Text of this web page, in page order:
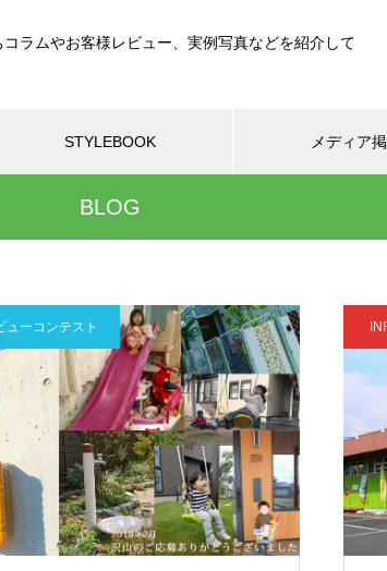
ラムやお客様レビュー、実例写真などを紹介して
STYLEBOOK メディア
BLOG
ューコンテスト